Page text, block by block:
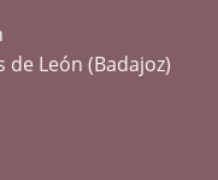
de León (Badajoz)